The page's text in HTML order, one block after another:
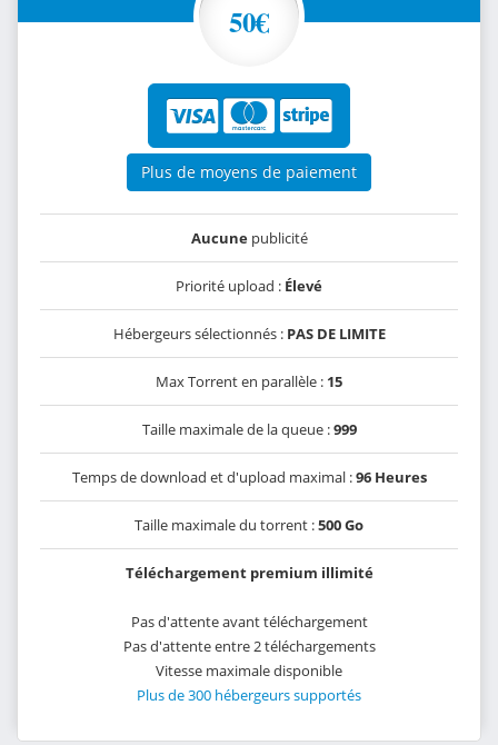
50€
Plus de moyens de paiement
Aucunepublicité
Priorité upload : Élevé
Hébergeurs sélectionnés : PAS DE LIMITE
Max Torrent en parallèle : 15
Taille maximale de la queue :999
Temps de download et d'upload maximal :96 Heures
Taille maximale du torrent :500 Go
Téléchargement premium illimité
Pas d'attente avant téléchargement
Pas d'attente entre 2 téléchargements
Vitesse maximale disponible
Plus de 300 hébergeurs supportés